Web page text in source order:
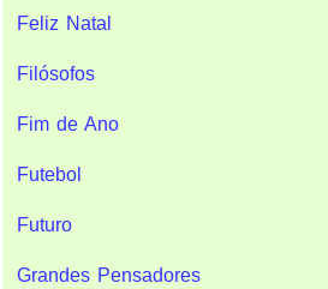
Feliz Natal
Filósofos
Fim de Ano
Futebol
Futuro
Grandes Pensadores